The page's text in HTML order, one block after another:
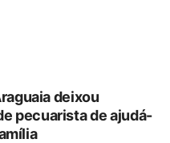
deixou
pecuarista de ajudá-